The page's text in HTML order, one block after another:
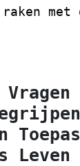
met
Leven